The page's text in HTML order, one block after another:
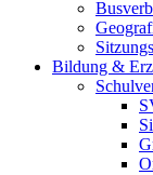
Bildung &